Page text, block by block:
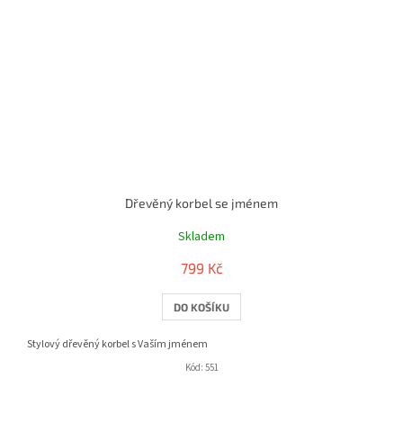
Dřevěný korbel se jménem
Skladem
799 Kč
DO KOŠÍKU
Stylový dřevěný korbel s Vaším jménem
Kód: 551